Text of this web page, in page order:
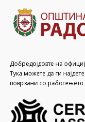
Добредојдовте на
Тука можете да ги
поврзани со